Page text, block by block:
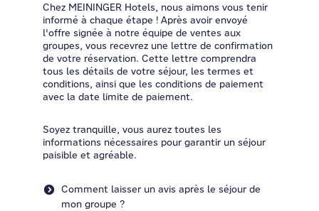
Chez MEININGER Hotels, nous aimons vous tenir
informé à chaque étape ! Après avoir envoyé
l'offre signée à notre équipe de ventes aux
groupes, vous recevrez une lettre de confirmation
de votre réservation. Cette lettre comprendra
tous les détails de votre séjour, les termes et
conditions, ainsi que les conditions de paiement
avec la date limite de paiement.
Soyez tranquille, vous aurez toutes les
informations nécessaires pour garantir un séjour
paisible et agréable.
Comment laisser un avis après le séjour de
mon groupe ?